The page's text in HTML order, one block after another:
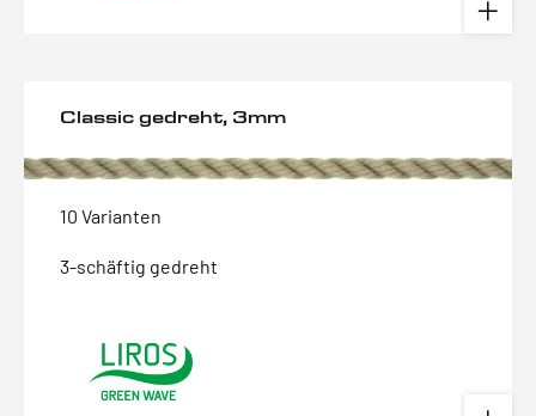
Classic gedreht, 3mm
10 Varianten
3-schäftig gedreht